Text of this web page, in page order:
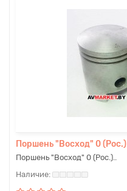
Поршень "Восход" 0 (Рос.)
Поршень "Восход" 0 (Рос.)..